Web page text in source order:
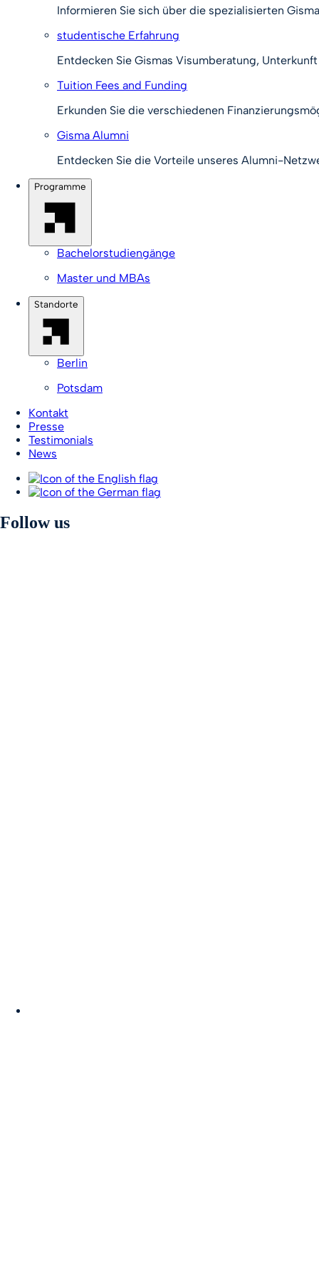
Informieren Sie sich über die spezialisierten
studentische Erfahrung
Entdecken Sie Gismas Visumberatung,
Tuition Fees and Funding
Erkunden Sie die verschiedenen
Gisma Alumni
Entdecken Sie die Vorteile unseres Alumni-
Programme
Bachelorstudiengänge
Master und MBAs
Standorte
Berlin
Potsdam
Kontakt
Presse
Testimonials
News
Follow us